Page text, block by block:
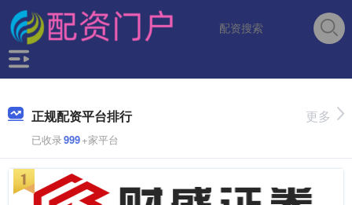
正规配资平台排行
已收录999+家平台
更多